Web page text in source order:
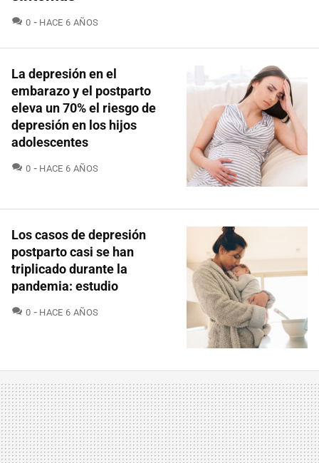
0 COMENTARIOS
HACE 6 AÑOS
La depresión en el
embarazo y el postparto
eleva un 70% el riesgo de
depresión en los hijos
adolescentes
0 COMENTARIOS
HACE 6 AÑOS
Los casos de depresión
postparto casi se han
triplicado durante la
pandemia: estudio
0 COMENTARIOS
HACE 6 AÑOS